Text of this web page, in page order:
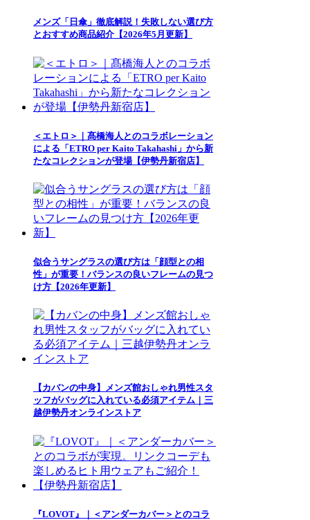
メンズ「日傘」徹底解説！失敗しない選び方
とおすすめ商品紹介【2026年5月更新】
＜エトロ＞｜髙橋海人とのコラボレーション
による「ETRO per Kaito Takahashi」から新
たなコレクションが登場【伊勢丹新宿店】
似合うサングラスの選び方は「顔型との相
性」が重要！バランスの良いフレームの見つ
け方【2026年更新】
【カバンの中身】メンズ館おしゃれ男性スタ
ッフがバッグに入れている必須アイテム｜三
越伊勢丹オンラインストア
『LOVOT』｜＜アンダーカバー＞とのコラ